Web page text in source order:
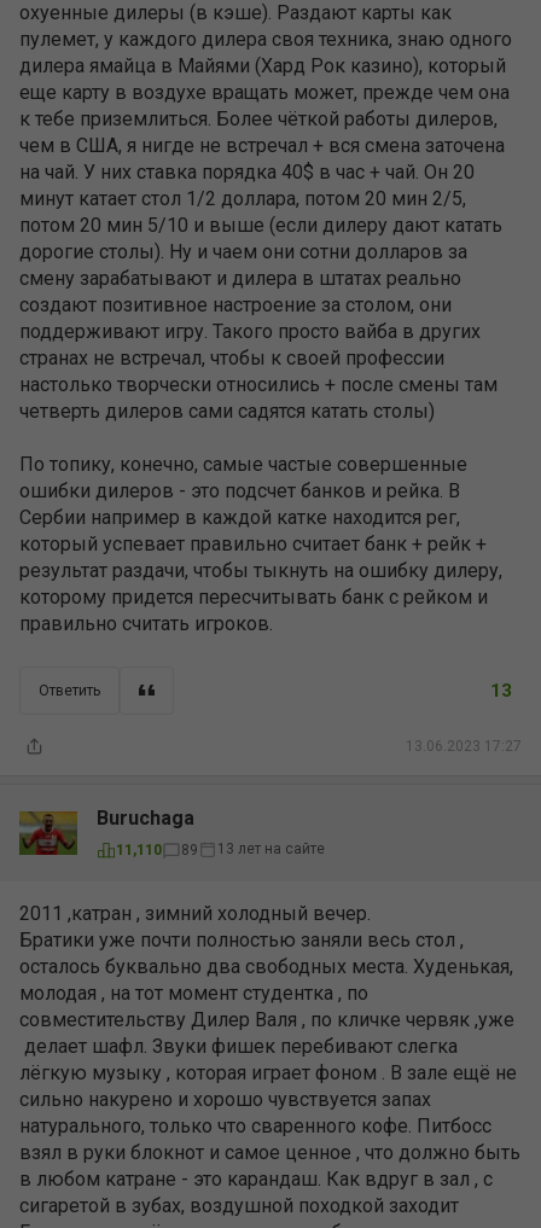
охуенные дилеры (в кэше). Раздают карты как
пулемет, у каждого дилера своя техника, знаю одного
дилера ямайца в Майями (Хард Рок казино), который
еще карту в воздухе вращать может, прежде чем она
к тебе приземлиться. Более чёткой работы дилеров,
чем в США, я нигде не встречал + вся смена заточена
на чай. У них ставка порядка 40$ в час + чай. Он 20
минут катает стол 1/2 доллара, потом 20 мин 2/5,
потом 20 мин 5/10 и выше (если дилеру дают катать
дорогие столы). Ну и чаем они сотни долларов за
смену зарабатывают и дилера в штатах реально
создают позитивное настроение за столом, они
поддерживают игру. Такого просто вайба в других
странах не встречал, чтобы к своей профессии
настолько творчески относились + после смены там
четверть дилеров сами садятся катать столы)
По топику, конечно, самые частые совершенные
ошибки дилеров - это подсчет банков и рейка. В
Сербии например в каждой катке находится рег,
который успевает правильно считает банк + рейк +
результат раздачи, чтобы тыкнуть на ошибку дилеру,
которому придется пересчитывать банк с рейком и
правильно считать игроков.
Ответить
13.06.2023 17:27
13
Buruchaga
11,110 89 13 лет на сайте
2011 ,катран , зимний холодный вечер.
Братики уже почти полностью заняли весь стол ,
осталось буквально два свободных места. Худенькая,
молодая , на тот момент студентка , по
совместительству Дилер Валя , по кличке червяк ,уже
делает шафл. Звуки фишек перебивают слегка
лёгкую музыку , которая играет фоном . В зале ещё не
сильно накурено и хорошо чувствуется запах
натурального, только что сваренного кофе. Питбосс
взял в руки блокнот и самое ценное , что должно быть
в любом катране - это карандаш. Как вдруг в зал , с
сигаретой в зубах, воздушной походкой заходит